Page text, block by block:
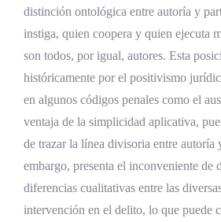
Autoría en delitos culposos
Responsabilidad penal de
Análisis jurisprudencial
delito en Costa Rica
Criterios de la Sala Tercera
Suprema de Justicia
Delimitación
distinción ontológica entre autoría y
instiga, quien coopera y quien ejecuta
son todos, por igual, autores. Esta
históricamente por el positivismo
en algunos códigos penales como el
ventaja de la simplicidad aplicativa,
de trazar la línea divisoria entre autoría
embargo, presenta el inconveniente de
diferencias cualitativas entre las
intervención en el delito, lo que puede